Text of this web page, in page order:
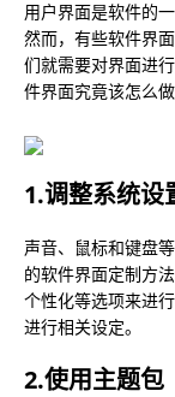
用户界面是软件的
然而，有些软件界
们就需要对界面进
件界面究竟该怎么做
1.调整系统设
声音、鼠标和键盘
的软件界面定制方
个性化等选项来进
进行相关设定。
2.使用主题包